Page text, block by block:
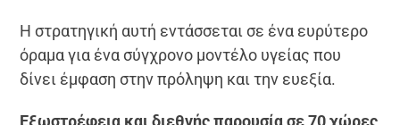
Η στρατηγική αυτή εντάσσεται σε ένα ευρύτερο
όραμα για ένα σύγχρονο μοντέλο υγείας που
δίνει έμφαση στην πρόληψη και την ευεξία.
Εξωστρέφεια και διεθνής παρουσία σε 70 χώρες